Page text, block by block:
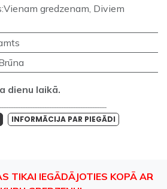
:Vienam gredzenam Diviem
dienu laikā.
INFORMĀCIJA PAR PIEGĀDI
TIKAI IEGĀDĀJOTIES KOPĀ AR